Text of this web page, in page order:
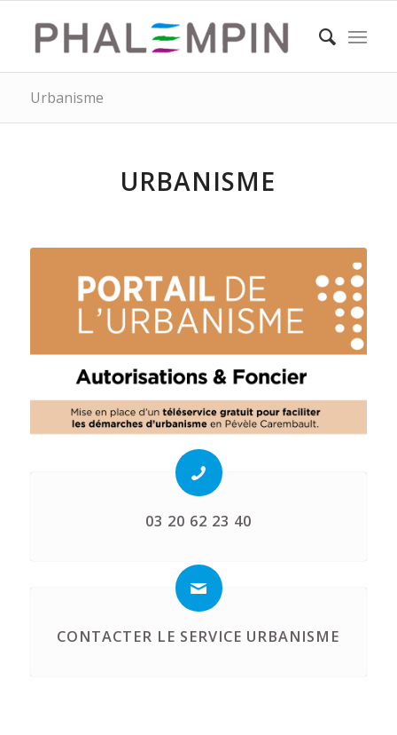
Urbanisme
URBANISME
03 20 62 23 40
CONTACTER LE SERVICE URBANISME